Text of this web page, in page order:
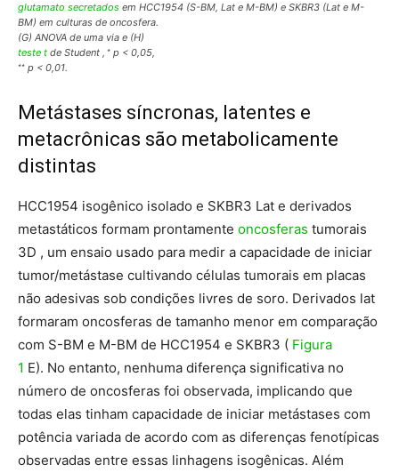
glutamato secretados em HCC1954 (S-BM, Lat e M-BM) e SKBR3 (Lat e M-
BM) em culturas de oncosfera.
(G) ANOVA de uma via e (H)
teste t de Student , ∗ p < 0,05,
∗∗ p < 0,01.
Metástases síncronas, latentes e
metacrônicas são metabolicamente
distintas
HCC1954 isogênico isolado e SKBR3 Lat e derivados
metastáticos formam prontamente oncosferas tumorais
3D , um ensaio usado para medir a capacidade de iniciar
tumor/metástase cultivando células tumorais em placas
não adesivas sob condições livres de soro. Derivados lat
formaram oncosferas de tamanho menor em comparação
com S-BM e M-BM de HCC1954 e SKBR3 ( Figura
1 E). No entanto, nenhuma diferença significativa no
número de oncosferas foi observada, implicando que
todas elas tinham capacidade de iniciar metástases com
potência variada de acordo com as diferenças fenotípicas
observadas entre essas linhagens isogênicas. Além